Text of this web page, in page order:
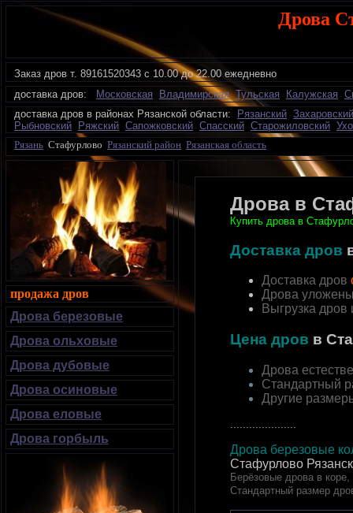
Дрова
Заказ дров т. 89161520343 с 10.00 до 22.00 ежедневно
доставка дров:
Московская Владимирская Тульская Калужская
доставка дров в районах Рязанской области:
Рязанский Захаровский
Рыбновский
Ряжский Сапожковский Спасский Старожиловский
Рязань Стафурлово Рязанский район Рязанская область
Дрова в
Купить дрова в
Доставка дров
Доставка дров
Дрова
Выгрузка
Цена дров в
Дрова
Стандартный
Другие
Дрова березовые
Стафурлово
Берёзовые дрова в
Стандартный размер
продажа дров
Дрова березовые
Дрова ольховые
Дрова дубовые
Дрова осиновые
Дрова еловые
Дрова горбыль